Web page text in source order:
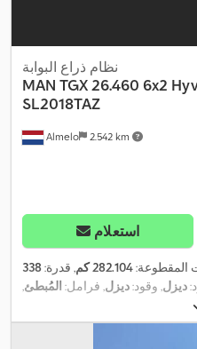
Almelo 2.542 km
نظام ذراع البوابة
MAN TGX 26.460 6x2
SL2018TAZ
استعلام
المقطوعة:282.104 كم , قدرة:338
ديزل, وقود:ديزل, فرامل: المُبطئ,
الانبعاثات:
معدات:أدبلو, المُبطئ ,